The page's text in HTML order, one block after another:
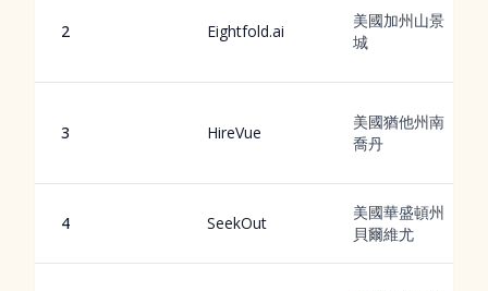
2 Eightfold.ai
美國加州山景
城
3 HireVue
美國猶他州南
喬丹
4 SeekOut
美國華盛頓州
貝爾維尤